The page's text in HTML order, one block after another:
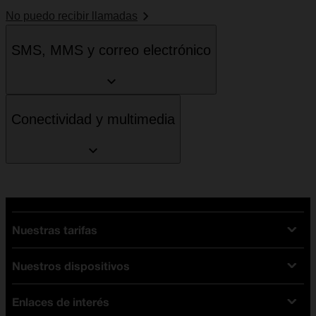
No puedo recibir llamadas
SMS, MMS y correo electrónico
Conectividad y multimedia
Nuestras tarifas
Tarifas Orange
Tarifas fibra y móvil
Tarifas móviles
Nuestros dispositivos
Ofertas en móviles
Enlaces de interés